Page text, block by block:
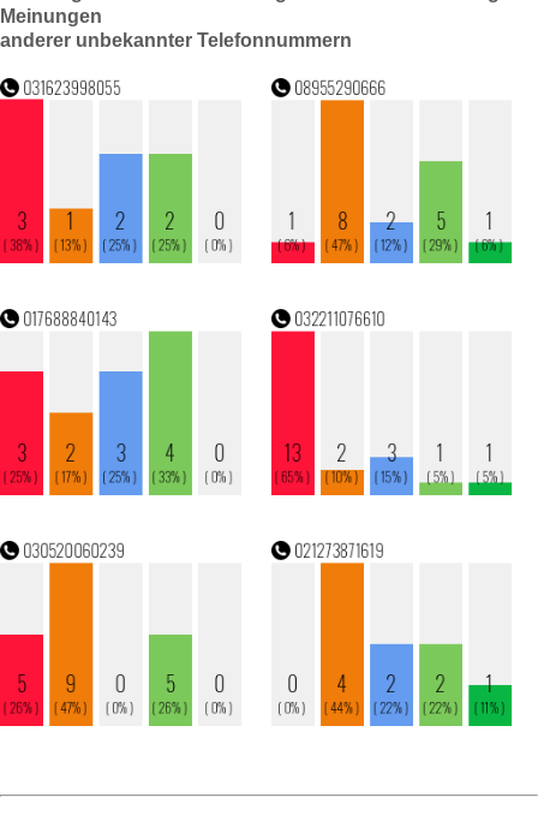
Meinungen
anderer unbekannter Telefonnummern